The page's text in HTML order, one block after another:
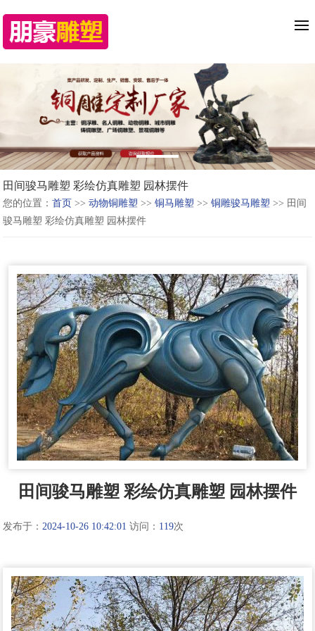
田间骏马雕塑 彩绘仿真雕塑 园林摆件
您的位置：首页 >>动物铜雕塑 >>铜马雕塑 >>铜雕骏马雕塑 >> 田间
骏马雕塑 彩绘仿真雕塑 园林摆件
田间骏马雕塑 彩绘仿真雕塑 园林摆件
发布于：2024-10-26 10:42:01 访问： 119次